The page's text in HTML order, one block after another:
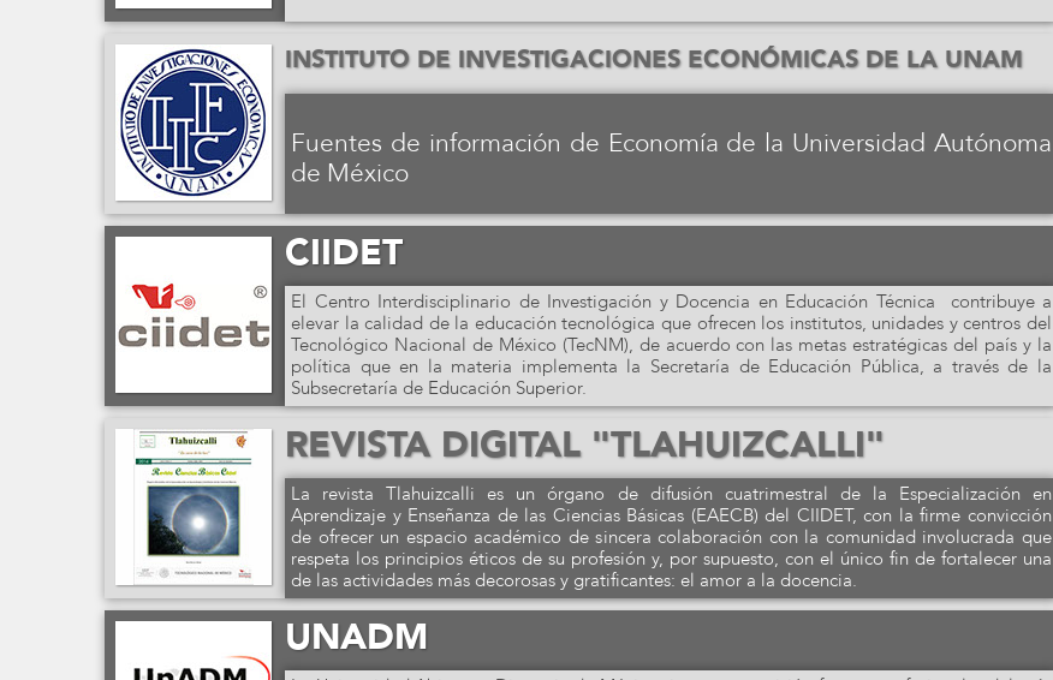
INSTITUTO DE INVESTIGACIONES ECONÓMICAS DE LA UNAM
Fuentes de información de Economía de la Universidad Autónoma
de México
CIIDET
El Centro Interdisciplinario de Investigación y Docencia en Educación Técnica contribuye a
elevar la calidad de la educación tecnológica que ofrecen los institutos, unidades y centros del
Tecnológico Nacional de México (TecNM), de acuerdo con las metas estratégicas del país y la
política que en la materia implementa la Secretaría de Educación Pública, a través de la
Subsecretaría de Educación Superior.
REVISTA DIGITAL "TLAHUIZCALLI"
La revista Tlahuizcalli es un órgano de difusión cuatrimestral de la Especialización en
Aprendizaje y Enseñanza de las Ciencias Básicas (EAECB) del CIIDET, con la firme convicción
de ofrecer un espacio académico de sincera colaboración con la comunidad involucrada que
respeta los principios éticos de su profesión y, por supuesto, con el único fin de fortalecer una
de las actividades más decorosas y gratificantes: el amor a la docencia.
UNADM